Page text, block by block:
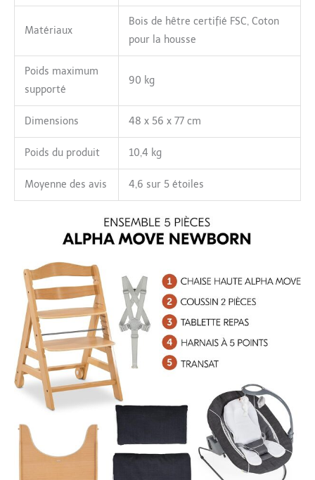
Matériaux
Bois de hêtre certifié FSC, Coton
pour la housse
Poids maximum
supporté
90 kg
Dimensions 48 x 56 x 77 cm
Poids du produit 10,4 kg
Moyenne des avis 4,6 sur 5 étoiles